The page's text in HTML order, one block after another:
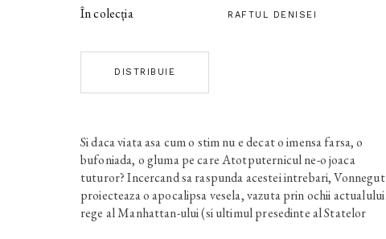
În colecția RAFTUL DENISEI
DISTRIBUIE
Si daca viata asa cum o stim nu e decat o imensa farsa, o
bufoniada, o gluma pe care Atotputernicul ne-o joaca
tuturor? Incercand sa raspunda acestei intrebari, Vonnegut
proiecteaza o apocalipsa vesela, vazuta prin ochii actualului
rege al Manhattan-ului (si ultimul presedinte al Statelor